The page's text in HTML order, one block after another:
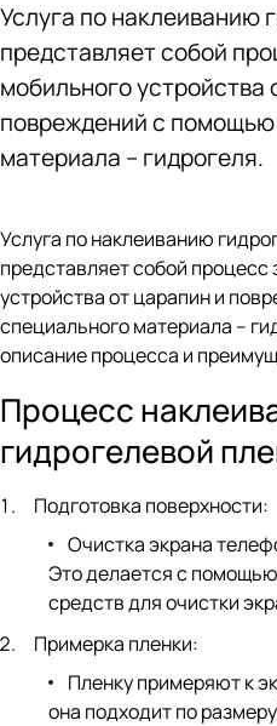
Услуга по наклеиванию
представляет собой
мобильного устройства
повреждений с
материала – гидрогеля.
Услуга по наклеиванию
представляет собой
устройства от царапин и
специального материала –
описание процесса и
Процесс
гидрогелевой
Подготовка поверхности:
Очистка экрана
Это делается с
средств для очистки
Примерка пленки:
Пленку примеряют к
она подходит по